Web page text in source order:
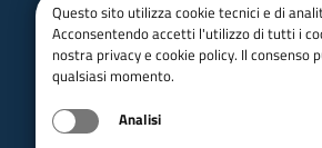
Trasparenza
Amministrazione
Questo sito utilizza cookie tecnici e di
Acconsentendo accetti l'utilizzo di tutti i
nostra privacy e cookie policy. Il consenso
qualsiasi momento.
Analisi